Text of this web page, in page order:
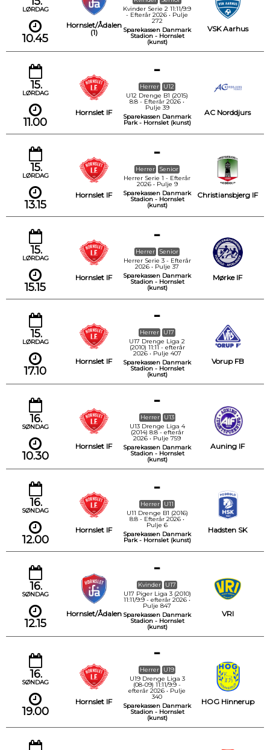
LØRDAG
10.45
Hornslet/Ådalen
(1)
Kvinder Serie 2 11:11/9:9
- Efterår 2026 • Pulje
272
Sparekassen Danmark
Stadion - Hornslet
(kunst)
VSK Aarhus
15.
LØRDAG
11.00
Hornslet IF
-
Herrer
U12
U12 Drenge B1 (2015)
8:8 - Efterår 2026 •
Pulje 39
Sparekassen Danmark
Park - Hornslet (kunst)
AC Norddjurs
15.
LØRDAG
13.15
Hornslet IF
-
Herrer
Senior
Herrer Serie 1 - Efterår
2026 • Pulje 9
Sparekassen Danmark
Stadion - Hornslet
(kunst)
Christiansbjerg IF
15.
LØRDAG
15.15
Hornslet IF
-
Herrer
Senior
Herrer Serie 3 - Efterår
2026 • Pulje 37
Sparekassen Danmark
Stadion - Hornslet
(kunst)
Mørke IF
15.
LØRDAG
17.10
Hornslet IF
-
Herrer
U17
U17 Drenge Liga 2
(2010) 11:11 - efterår
2026 • Pulje 407
Sparekassen Danmark
Stadion - Hornslet
(kunst)
Vorup FB
16.
SØNDAG
10.30
Hornslet IF
-
Herrer
U13
U13 Drenge Liga 4
(2014) 8:8 - efterår
2026 • Pulje 759
Sparekassen Danmark
Stadion - Hornslet
(kunst)
Auning IF
16.
SØNDAG
12.00
Hornslet IF
-
Herrer
U11
U11 Drenge B1 (2016)
8:8 - Efterår 2026 •
Pulje 6
Sparekassen Danmark
Park - Hornslet (kunst)
Hadsten SK
16.
SØNDAG
12.15
Hornslet/Ådalen
-
Kvinder
U17
U17 Piger Liga 3 (2010)
11:11/9:9 - efterår 2026 •
Pulje 847
Sparekassen Danmark
Stadion - Hornslet
(kunst)
VRI
16.
SØNDAG
19.00
Hornslet IF
-
Herrer
U19
U19 Drenge Liga 3
(08-09) 11:11/9:9 -
efterår 2026 • Pulje
340
Sparekassen Danmark
Stadion - Hornslet
(kunst)
HOG Hinnerup